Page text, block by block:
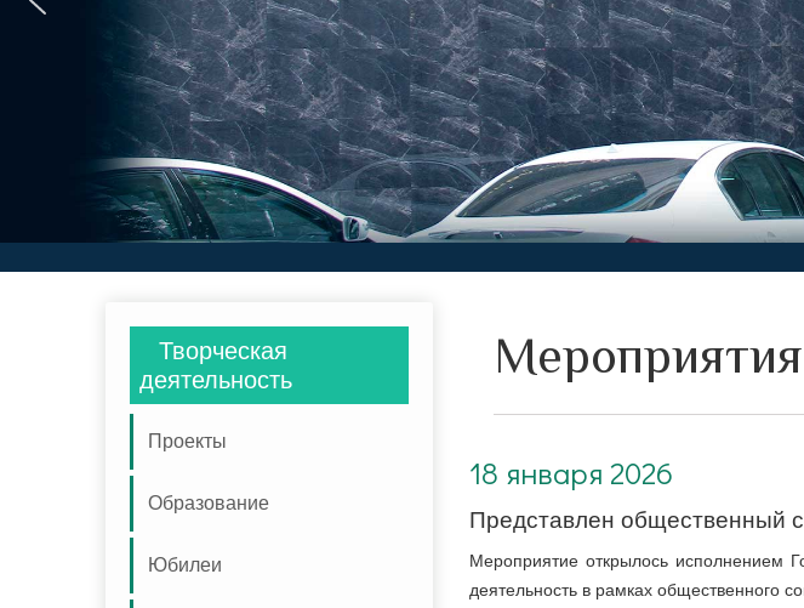
Творческая
деятельность
Проекты
Образование
Юбилеи
Мероприятия
18 января 2026
Представлен общественный
Мероприятие открылось исполнением
деятельность в рамках общественного